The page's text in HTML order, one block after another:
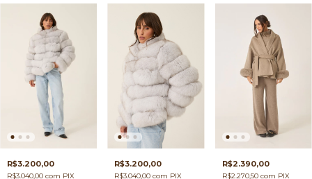
R$3.200,00
R$3.040,00 com PIX
R$3.200,00
R$3.040,00com PIX
R$2.390,00
R$2.270,50 com PIX